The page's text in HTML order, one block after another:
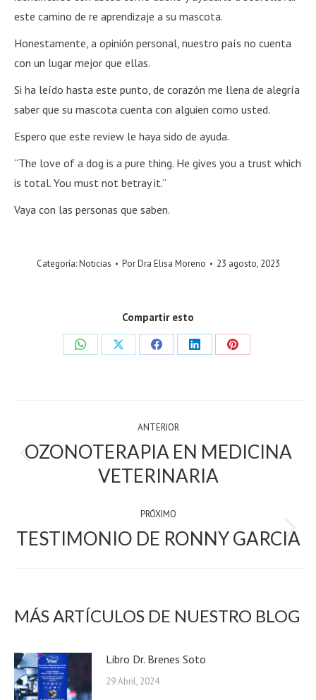
este camino de re aprendizaje a su mascota.
Honestamente, a opinión personal, nuestro país no cuenta
con un lugar mejor que ellas.
Si ha leído hasta este punto, de corazón me llena de alegría
saber que su mascota cuenta con alguien como usted.
Espero que este review le haya sido de ayuda.
“The love of a dog is a pure thing. He gives you a trust which
is total. You must not betray it.”
Vaya con las personas que saben.
Categoría:Noticias PorDra Elisa Moreno 23 agosto, 2023
Compartir esto
Share
Share
Share
Share
Share
NAVIGATION
ANTERIOR
Previous
post:
OZONOTERAPIA EN MEDICINA
VETERINARIA
PRÓXIMO
próximo:
TESTIMONIO DE RONNY GARCIA
MÁS ARTÍCULOS DE NUESTRO BLOG
Libro Dr. Brenes Soto
29 Abril, 2024